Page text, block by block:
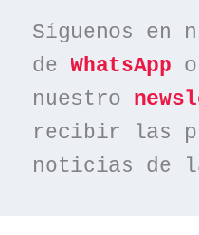
Síguenos en
de WhatsApp
nuestro
recibir las
noticias de